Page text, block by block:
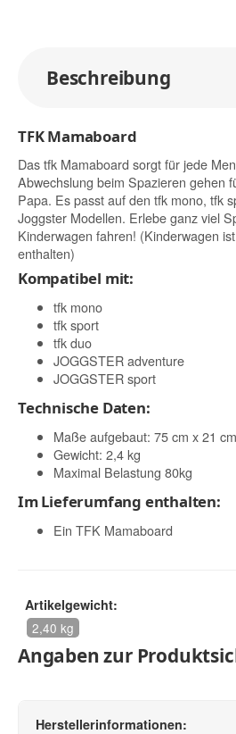
Beschreibung
TFK Mamaboard
Das tfk Mamaboard sorgt für jede
Abwechslung beim Spazieren gehen
Papa. Es passt auf den tfk mono, tfk
Joggster Modellen. Erlebe ganz viel
Kinderwagen fahren! (Kinderwagen
enthalten)
Kompatibel mit:
tfk mono
tfk sport
tfk duo
JOGGSTER adventure
JOGGSTER sport
Technische Daten:
Maße aufgebaut: 75 cm x 21
Gewicht: 2,4 kg
Maximal Belastung 80kg
Im Lieferumfang enthalten:
Ein TFK Mamaboard
Artikelgewicht:
2,40 kg
Angaben zur
Herstellerinformationen: